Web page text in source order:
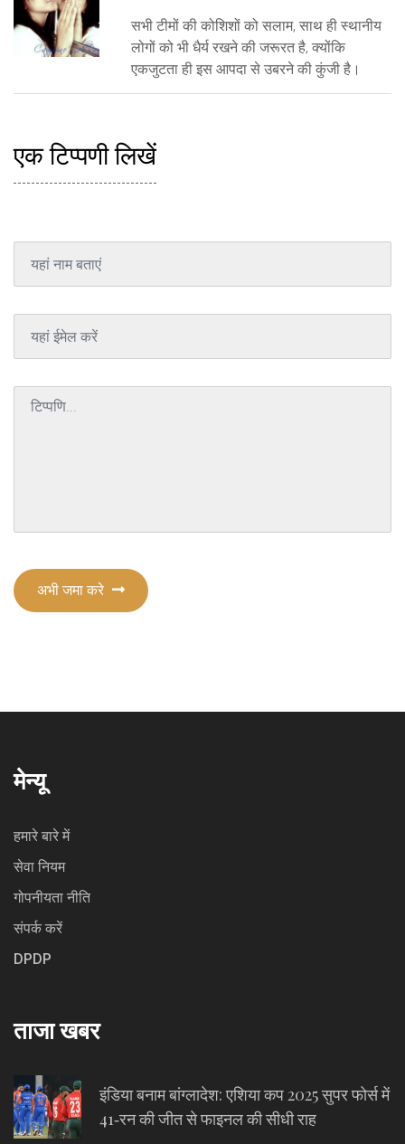
सभी टीमों की कोशिशों को सलाम, साथ ही स्थानीय
लोगों को भी धैर्य रखने की जरूरत है, क्योंकि
एकजुटता ही इस आपदा से उबरने की कुंजी है।
एक टिप्पणी लिखें
अभी जमा करे
मेन्यू
हमारे बारे में
सेवा नियम
गोपनीयता नीति
संपर्क करें
DPDP
ताजा खबर
इंडिया बनाम बांग्लादेश: एशिया कप 2025 सुपर फोर्स में
41‑रन की जीत से फाइनल की सीधी राह